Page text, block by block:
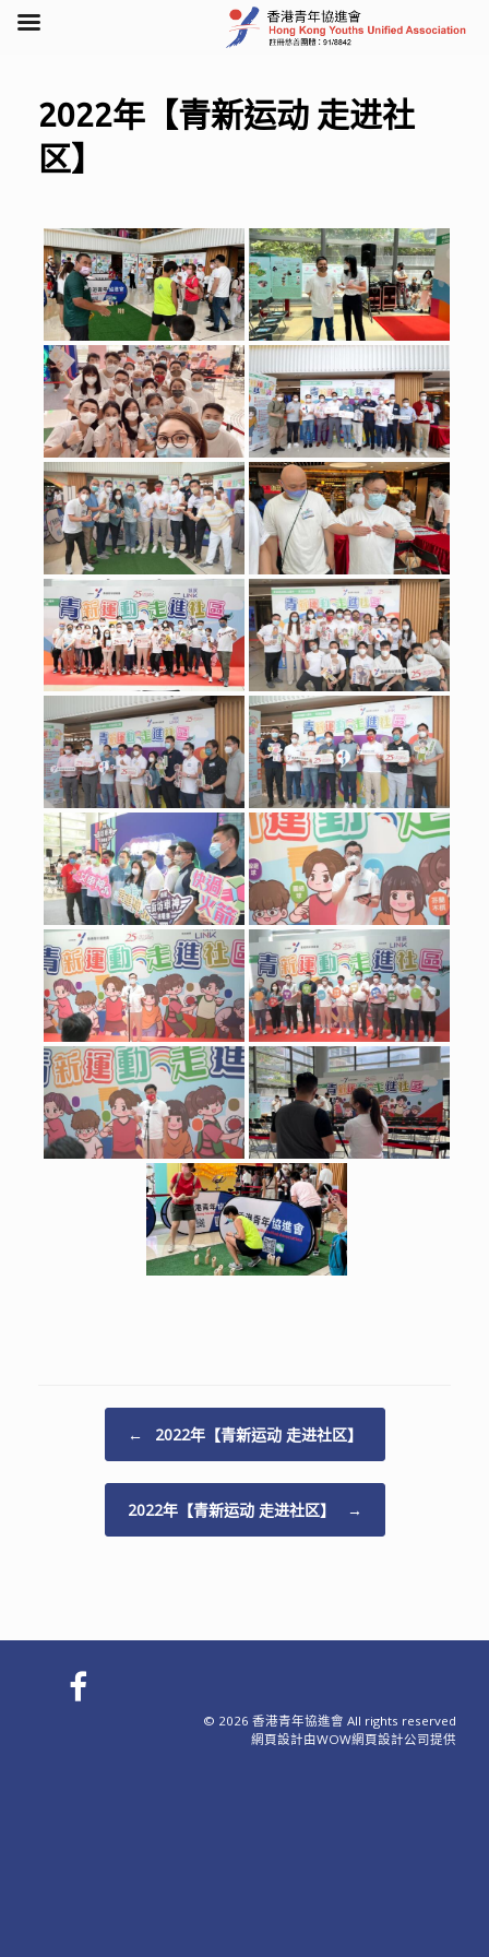
content2022年【青新运动 走进社
区】
Post navigation
← 2022年【青新运动 走进社区】
2022年【青新运动 走进社区】 →
© 2026 香港青年協進會 All rights reserved
網頁設計由WOW網頁設計公司提供